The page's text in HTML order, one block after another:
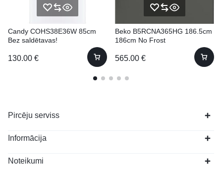
Candy COHS38E36W 85cm
Bez saldētavas!
130.00 €
Beko B5RCNA365HG 186.5cm
186cm No Frost
565.00 €
Pircēju serviss
Informācija
Noteikumi